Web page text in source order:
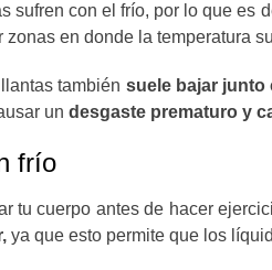
sufren con el frío, por lo que
en donde la temperatura
también suele bajar junto
un desgaste prematuro y
frío
tu cuerpo antes de hacer
ya que esto permite que los